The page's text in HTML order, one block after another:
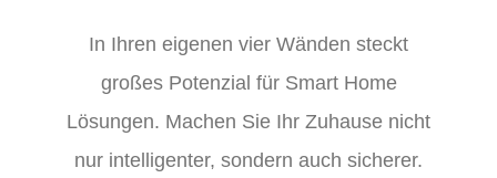
In Ihren eigenen vier Wänden steckt
großes Potenzial für Smart Home
Lösungen. Machen Sie Ihr Zuhause nicht
nur intelligenter, sondern auch sicherer.